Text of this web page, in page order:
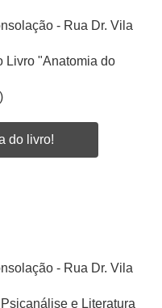
- Rua Dr. Vila
Livro "Anatomia do
do livro!
- Rua Dr. Vila
e Literatura